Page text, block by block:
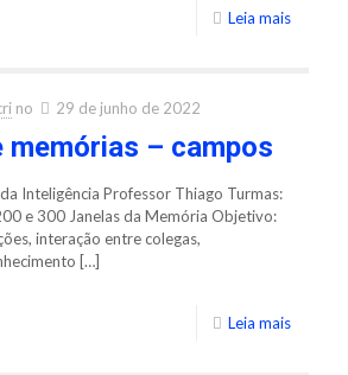
Leia mais
no 29 de junho de 2022
memórias – campos
Inteligência Professor Thiago Turmas:
e 300 Janelas da Memória Objetivo:
interação entre colegas,
[…]
Leia mais